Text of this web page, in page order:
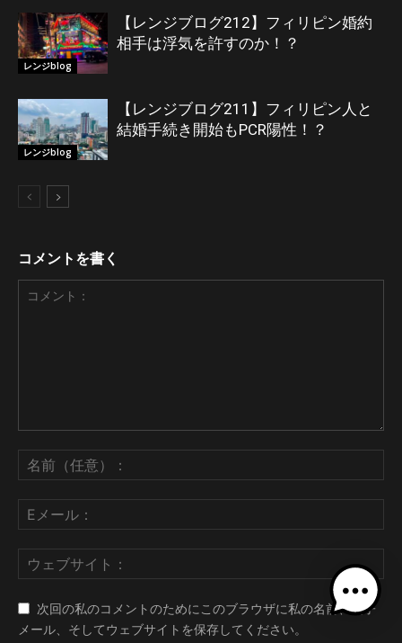
レンジblog
【レンジブログ212】フィリピン婚約
相手は浮気を許すのか！？
レンジblog
【レンジブログ211】フィリピン人と
結婚手続き開始もPCR陽性！？
コメントを書く
次回の私のコメントのためにこのブラウザに私の名前、電子
メール、そしてウェブサイトを保存してください。